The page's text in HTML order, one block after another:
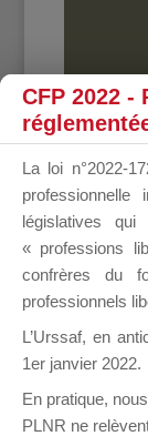
CFP 2022
La loi n°2022-
professionnelle
législatives
« professions
confrères du
professionnels
L’Urssaf, en
1er janvier 2022.
En pratique,
PLNR ne